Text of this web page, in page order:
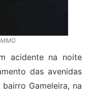
acidente na noite
das avenidas
Gameleira, na